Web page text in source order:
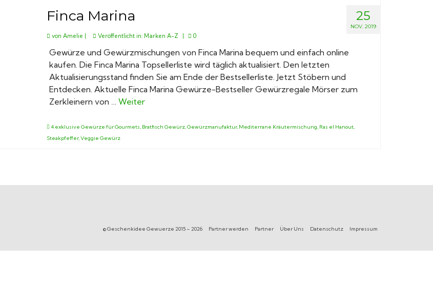
25
NOV. 2019
Finca Marina
von Amelie Veröffentlicht in: Marken A-Z 0
Gewürze und Gewürzmischungen von Finca Marina bequem und einfach online
kaufen. Die Finca Marina Topsellerliste wird täglich aktualisiert. Den letzten
Aktualisierungsstand finden Sie am Ende der Bestsellerliste. Jetzt Stöbern und
Entdecken. Aktuelle Finca Marina Gewürze-Bestseller Gewürzregale Mörser zum
Zerkleinern von … Weiter
4 exklusive Gewürze für Gourmets, Bratfisch Gewürz,Gewürzmanufaktur, Mediterrane Kräutermischung, Ras el Hanout,
Steakpfeffer,Veggie Gewürz
© Geschenkidee Gewuerze 2015 – 2026 Partner werden Partner Über Uns Datenschutz Impressum